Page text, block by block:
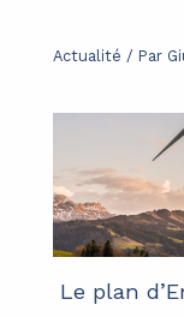
Actualité / Par
Le plan